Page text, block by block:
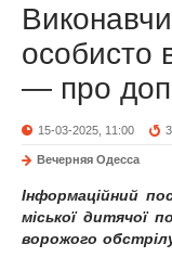
особисто
— про
15-03-2025, 11:00
Вечерняя Одесса
Інформаційний
міської дитячої
ворожого